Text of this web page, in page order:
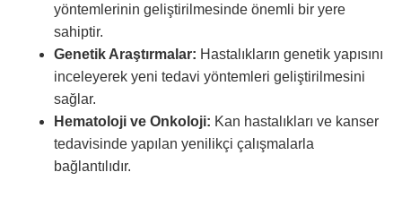
yöntemlerinin geliştirilmesinde önemli bir yere
sahiptir.
Genetik Araştırmalar: Hastalıkların genetik yapısını
inceleyerek yeni tedavi yöntemleri geliştirilmesini
sağlar.
Hematoloji ve Onkoloji: Kan hastalıkları ve kanser
tedavisinde yapılan yenilikçi çalışmalarla
bağlantılıdır.